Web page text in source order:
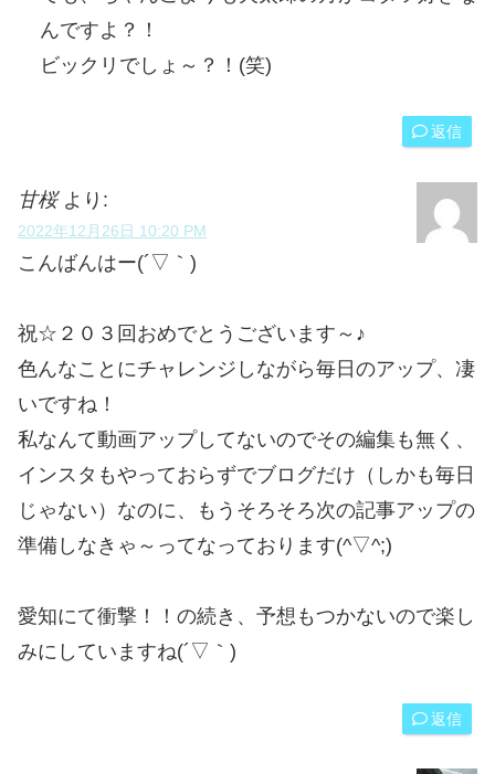
んですよ？！
ビックリでしょ～？！(笑)
返信
甘桜 より:
2022年12月26日 10:20 PM
こんばんはー(´▽｀)
祝☆２０３回おめでとうございます～♪
色んなことにチャレンジしながら毎日のアップ、凄
いですね！
私なんて動画アップしてないのでその編集も無く、
インスタもやっておらずでブログだけ（しかも毎日
じゃない）なのに、もうそろそろ次の記事アップの
準備しなきゃ～ってなっております(^▽^;)
愛知にて衝撃！！の続き、予想もつかないので楽し
みにしていますね(´▽｀)
返信